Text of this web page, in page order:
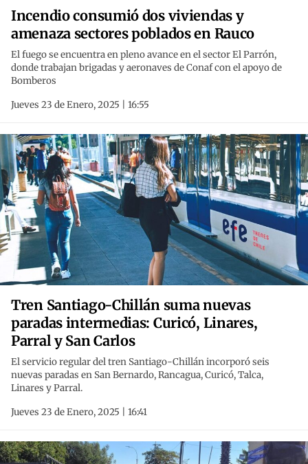
Incendio consumió dos viviendas y
amenaza sectores poblados en Rauco
El fuego se encuentra en pleno avance en el sector El Parrón,
donde trabajan brigadas y aeronaves de Conaf con el apoyo de
Bomberos
Jueves 23 de Enero, 2025 | 16:55
Tren Santiago-Chillán suma nuevas
paradas intermedias: Curicó, Linares,
Parral y San Carlos
El servicio regular del tren Santiago-Chillán incorporó seis
nuevas paradas en San Bernardo, Rancagua, Curicó, Talca,
Linares y Parral.
Jueves 23 de Enero, 2025 | 16:41